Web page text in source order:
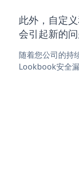
此外，自定
会引起新的问
随着您公司的持
Lookbook安全漏